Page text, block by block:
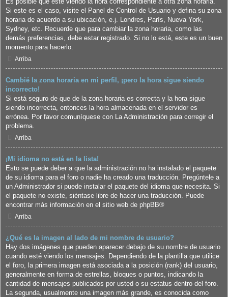
Si este es el caso, visite el Panel de Control de Usuario y defina su zona
horaria de acuerdo a su ubicación, e.j. Londres, París, Nueva York,
Sydney, etc. Recuerde que para cambiar la zona horaria, como las
demás preferencias, debe estar registrado. Si no lo está, este es un buen
momento para hacerlo.
Arriba
Cambié la zona horaria en mi perfil, ¡pero la hora sigue siendo
incorrecto!
Si está seguro de que de la zona horaria es correcta y la hora sigue
siendo incorrecta, entonces la hora almacenada en el servidor es
errónea. Por favor comuníquese con La Administración para corregir el
problema.
Arriba
¡Mi idioma no está en la lista!
Esto se puede deber a que la administración no ha instalado el paquete
de su idioma para el foro o nadie ha creado una traducción. Pregúntele a
un Administrador si puede instalar el paquete del idioma que necesita. Si
el paquete no existe, siéntase libre de hacer una traducción. Puede
encontrar más información en el sitio web de phpBB®
Arriba
¿Qué es la imagen al lado de mi nombre de usuario?
Hay dos imágenes que pueden aparecer debajo de su nombre de usuario
cuando esté viendo los mensajes. Dependiendo de la plantilla que utilice
el foro, la primera imagen está asociada a la posición (rank) del usuario,
generalmente en forma de estrellas, bloques o puntos, indicando la
cantidad de mensajes publicados por usted o su estatus dentro del foro.
La segunda, usualmente una imagen más grande, es conocida como